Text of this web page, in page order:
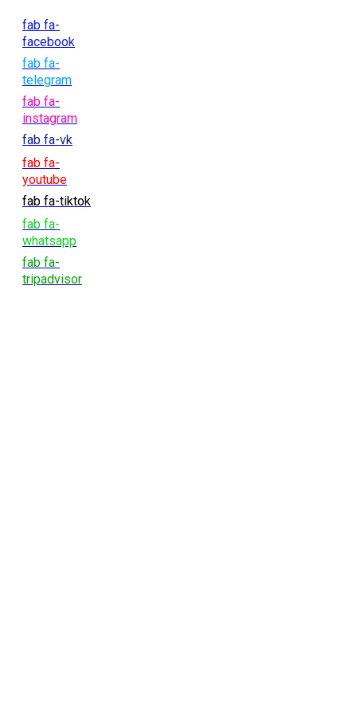
fab fa-
facebook
fab fa-
telegram
fab fa-
instagram
fab fa-vk
fab fa-
youtube
fab fa-tiktok
fab fa-
whatsapp
fab fa-
tripadvisor